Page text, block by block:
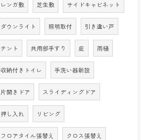
レンガ敷 芝生敷 サイドキャビネット
ダウンライト 照明取付 引き違い戸
テント 共用部手すり 庇 雨樋
収納付きトイレ 手洗い器新設
片開きドア スライディングドア
押し入れ リビング
フロアタイル張替え クロス張替え